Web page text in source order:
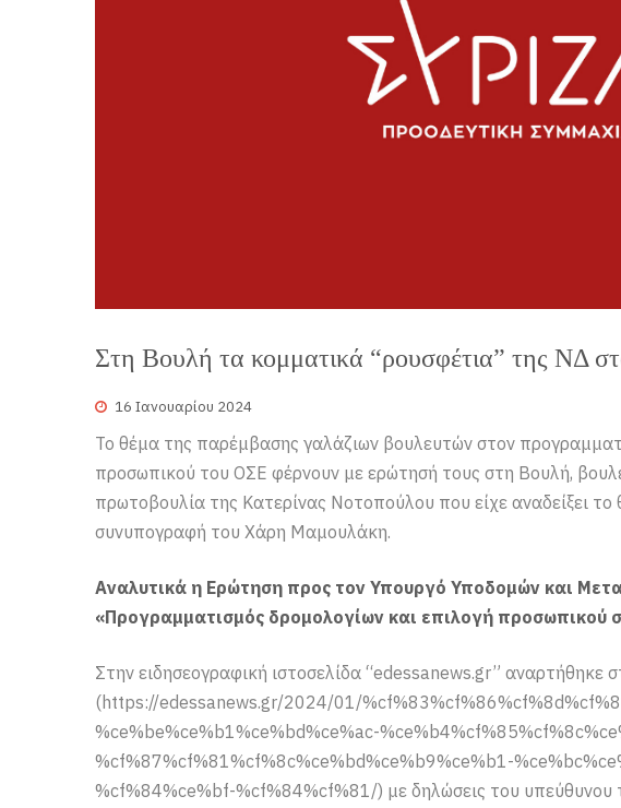
Στη Βουλή τα κομματικά “ρουσφέτια” της ΝΔ
16 Ιανουαρίου 2024
Το θέμα της παρέμβασης γαλάζιων βουλευτών στον
προσωπικού του ΟΣΕ φέρνουν με ερώτησή τους στη Βουλή,
πρωτοβουλία της Κατερίνας Νοτοπούλου που είχε αναδείξει το
συνυπογραφή του Χάρη Μαμουλάκη.
Αναλυτικά η Ερώτηση προς τον Υπουργό Υποδομών και
«Προγραμματισμός δρομολογίων και επιλογή προσωπικού
Στην ειδησεογραφική ιστοσελίδα “edessanews.gr” αναρτήθηκε
(https://edessanews.gr/2024/01/
%ce%be%ce%b1%ce%bd%ce%ac-
%cf%87%cf%81%cf%8c%ce%bd%ce%b9%ce%b1-
%cf%84%ce%bf-%cf%84%cf%81/) με δηλώσεις του υπεύθυνου